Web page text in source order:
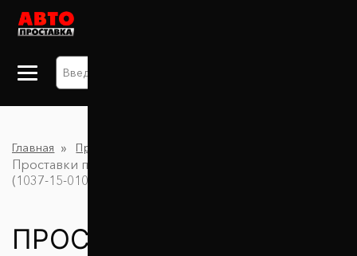
Главная Проставки для увеличения клиренса
Проставки передних стоек 30 мм Citroen Nemo
(1037-15-010/30)
ПРОСТАВКИ ПЕРЕДНИХ